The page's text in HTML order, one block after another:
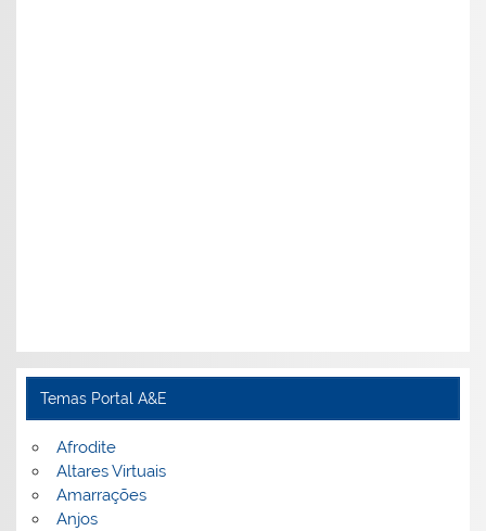
Temas Portal A&E
Afrodite
Altares Virtuais
Amarrações
Anjos